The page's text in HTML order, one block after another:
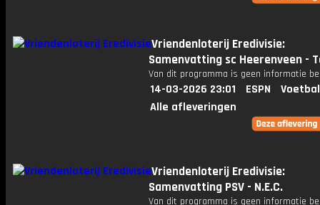
Vriendenloterij Eredivisie:
Samenvatting sc Heerenveen -
Van dit programma is geen informatie
14-03-2026 23:01 ESPN
Alle afleveringen
Vriendenloterij Eredivisie:
Samenvatting PSV - N.E.C.
Van dit programma is geen informatie